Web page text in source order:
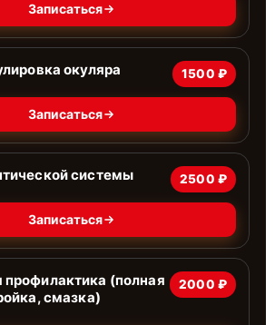
Записаться
окуляра 1500 ₽
Записаться
системы 2500 ₽
Записаться
(полная
смазка)
2000 ₽